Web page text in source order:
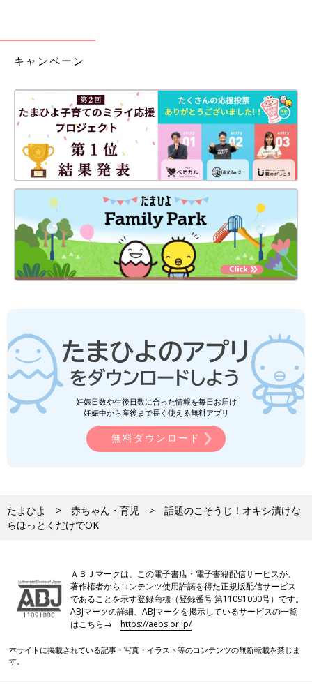
キャンペーン
妊娠日数や生後日数に合った情報を毎日お届け
妊娠中から産後まで長く使える無料アプリ
無料ダウンロード
たまひよ 赤ちゃん・育児
話題のこそうじ！オキシ漬けな
らほっとくだけでOK
ＡＢＪマークは、この電子書店・電子書籍配信サービスが、
著作権者からコンテンツ使用許諾を得た正規版配信サービス
であることを示す登録商標（登録番号 第11091000号）です。
ABJマークの詳細、ABJマークを掲示しているサービスの一覧
はこちら→https://aebs.or.jp/
本サイトに掲載されている記事・写真・イラスト等のコンテンツの無断転載を禁じま
す。